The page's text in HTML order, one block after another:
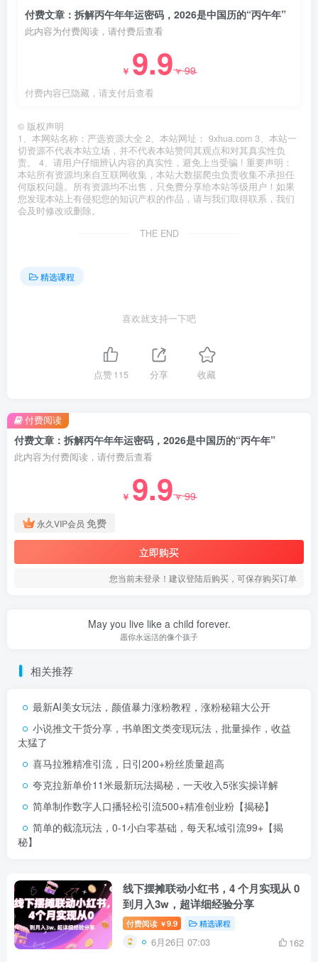
付费文章：拆解丙午年年运密码，2026是中国历的“丙午年”
此内容为付费阅读，请付费后查看
￥ 9.9￥99
付费内容已隐藏，请支付后查看
© 版权声明
1、本网站名称：严选资源大全 2、本站网址： 9xhua.com 3、本站一
切资源不代表本站立场，并不代表本站赞同其观点和对其真实性负
责。 4、请用户仔细辨认内容的真实性，避免上当受骗 ! 重要声明：
本站所有资源均来自互联网收集，本站大数据爬虫负责收集不承担任
何版权问题。所有资源均不出售，只免费分享给本站等级用户！如果
您发现本站上有侵犯您的知识产权的作品，请与我们取得联系，我们
会及时修改或删除。
THE END
精选课程
喜欢就支持一下吧
点赞115 分享 收藏
付费文章：拆解丙午年年运密码，2026是中国历的“丙午年”
此内容为付费阅读，请付费后查看
￥ 9.9￥99
永久VIP会员 免费
立即购买
您当前未登录！建议登陆后购买，可保存购买订单
付费阅读
May you live like a child forever.
愿你永远活的像个孩子
相关推荐
最新AI美女玩法，颜值暴力涨粉教程，涨粉秘籍大公开
小说推文干货分享，书单图文类变现玩法，批量操作，收益
太猛了
喜马拉雅精准引流，日引200+粉丝质量超高
夸克拉新单价11米最新玩法揭秘，一天收入5张实操详解
简单制作数字人口播轻松引流500+精准创业粉【揭秘】
简单的截流玩法，0-1小白零基础，每天私域引流99+【揭
秘】
线下摆摊联动小红书，4 个月实现从 0
到月入3w，超详细经验分享
付费阅读 ￥9.9 精选课程
6月26日 07:03 162